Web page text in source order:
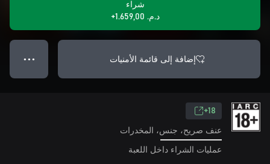
شراء
د.م.‏ 1.659,00+
إضافة إلى قائمة الأمنيات ● ● ●
18+
عنف صريح، جنس، المخدرات
عمليات الشراء داخل اللعبة